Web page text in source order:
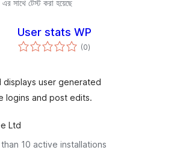
সাথে টেস্ট করা হয়েছে
User stats WP
(0total
ratings
)
displays user generated
logins and post edits.
Ltd
10 active installations